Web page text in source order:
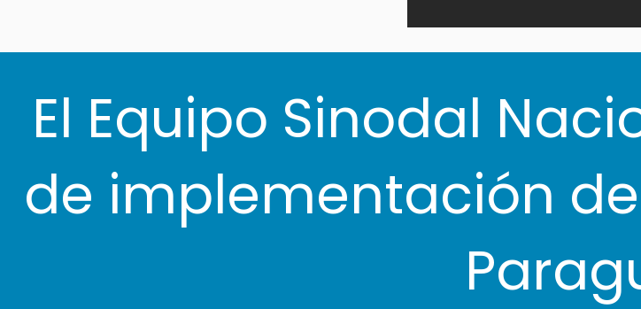
El Equipo Sinodal
de implementación